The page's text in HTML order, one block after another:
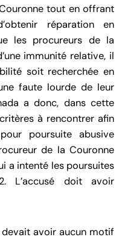
tout en offrant
réparation en
les procureurs de la
immunité relative, il
soit recherchée en
faute lourde de leur
a donc, dans cette
à rencontrer afin
poursuite abusive
de la Couronne
a intenté les poursuites
L’accusé doit avoir
avoir aucun motif